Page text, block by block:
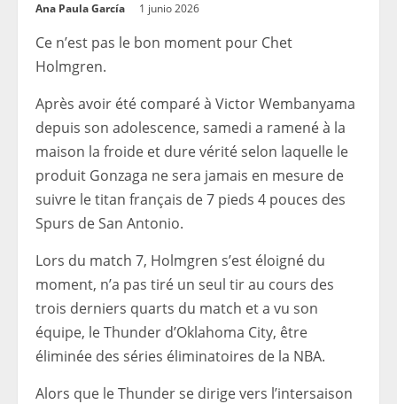
Ana Paula García 1 junio 2026
Ce n’est pas le bon moment pour Chet
Holmgren.
Après avoir été comparé à Victor Wembanyama
depuis son adolescence, samedi a ramené à la
maison la froide et dure vérité selon laquelle le
produit Gonzaga ne sera jamais en mesure de
suivre le titan français de 7 pieds 4 pouces des
Spurs de San Antonio.
Lors du match 7, Holmgren s’est éloigné du
moment, n’a pas tiré un seul tir au cours des
trois derniers quarts du match et a vu son
équipe, le Thunder d’Oklahoma City, être
éliminée des séries éliminatoires de la NBA.
Alors que le Thunder se dirige vers l’intersaison